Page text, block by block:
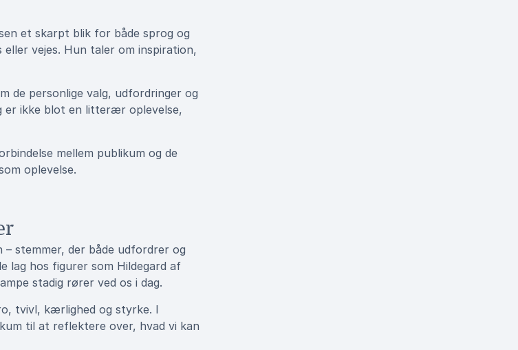
et skarpt blik for både sprog og
vejes. Hun taler om inspiration,
de personlige valg, udfordringer og
er ikke blot en litterær oplevelse,
mellem publikum og de
oplevelse.
stemmer, der både udfordrer og
lag hos figurer som Hildegard af
stadig rører ved os i dag.
tvivl, kærlighed og styrke. I
til at reflektere over, hvad vi kan